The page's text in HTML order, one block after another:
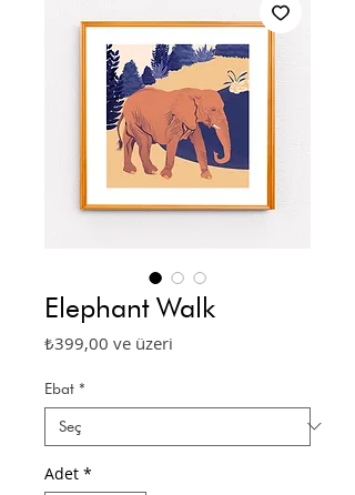
Elephant Walk
₺399,00 ve üzeri
Ebat *
Adet *